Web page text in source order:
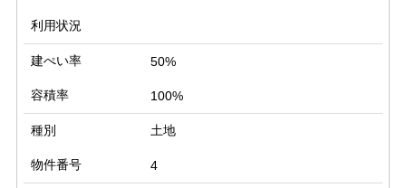
利用状況
建ぺい率 50%
容積率 100%
種別 土地
物件番号 4